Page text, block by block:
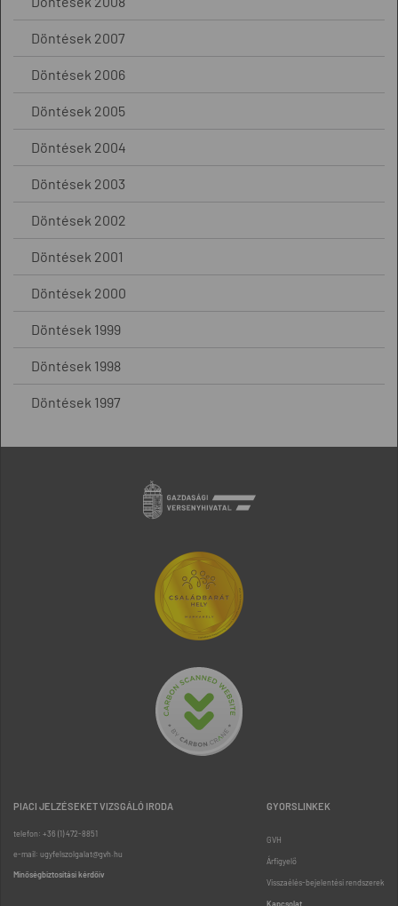
Döntések 2007
Döntések 2006
Döntések 2005
Döntések 2004
Döntések 2003
Döntések 2002
Döntések 2001
Döntések 2000
Döntések 1999
Döntések 1998
Döntések 1997
PIACI JELZÉSEKET VIZSGÁLÓ IRODA
telefon: +36 (1) 472-8851
e-mail: ugyfelszolgalat@gvh.hu
Minőségbiztosítási kérdőív
GYORSLINKEK
GVH
Árfigyelő
Visszaélés-bejelentési rendszerek